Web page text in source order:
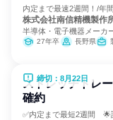
内定まで最速2週間！/年
株式会社南信精機製作
半導体・電子機器メーカ
27年卒 長野県
締切：8月22日
ストレッチトレ
確約
✅内定まで最短2週間 🌟